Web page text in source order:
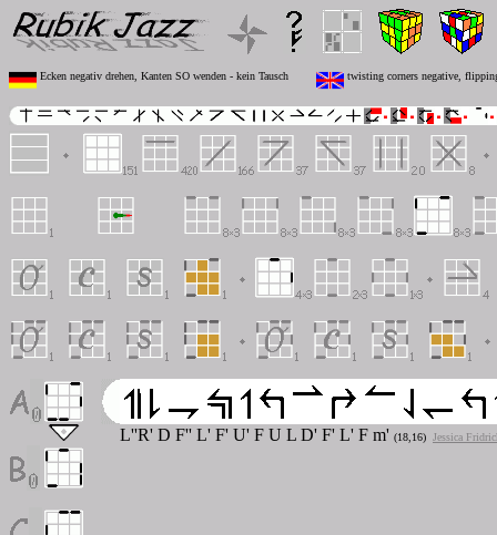
Ecken negativ drehen, Kanten SO wenden - kein Tausch twisting corners negative,
L''R' D F'' L' F' U' F U L D' F' L' F m' (18,16) Jessica